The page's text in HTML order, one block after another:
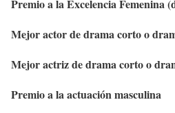
Premio a la Excelencia Femenina
Mejor actor de drama corto o
Mejor actriz de drama corto o
Premio a la actuación masculina